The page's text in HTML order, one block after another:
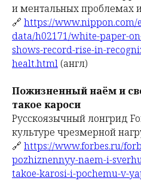
и ментальных проблемах
🔗 https://www.nippon.com/
data/h02171/white-paper-
shows-record-rise-in-
healt.html (англ)
Пожизненный наём и
такое кароси
Русскоязычный лонгрид
культуре чрезмерной
🔗 https://www.forbes.ru/
pozhiznennyy-naem-i-
takoe-karosi-i-pochemu-v-